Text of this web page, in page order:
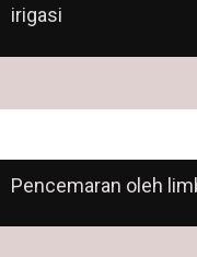
irigasi
Pencemaran oleh